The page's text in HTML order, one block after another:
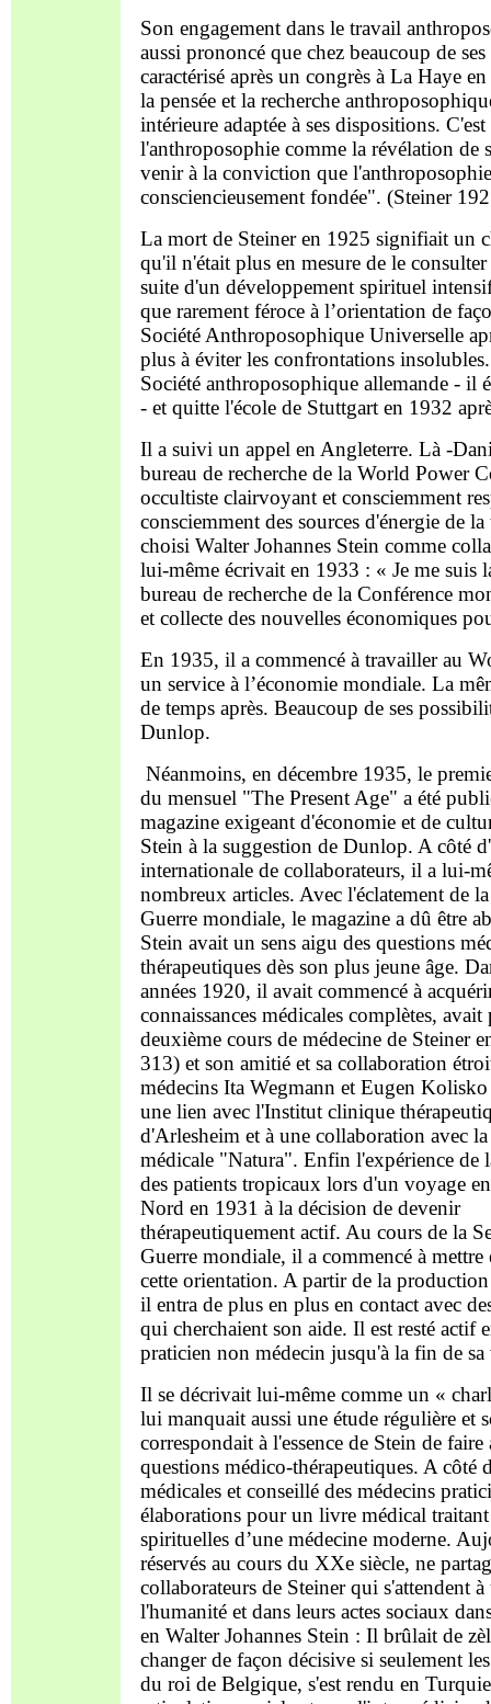
Son engagement dans le travail
aussi prononcé que chez beaucoup de
caractérisé après un congrès à La Haye
la pensée et la recherche
intérieure adaptée à ses dispositions.
l'anthroposophie comme la révélation de
venir à la conviction que
consciencieusement fondée". (Steiner
La mort de Steiner en 1925 signifiait un
qu'il n'était plus en mesure de le
suite d'un développement spirituel
que rarement féroce à l’orientation de
Société Anthroposophique Universelle
plus à éviter les confrontations
Société anthroposophique allemande - il
- et quitte l'école de Stuttgart en 1932
Il a suivi un appel en Angleterre. Là -
bureau de recherche de la World Power
occultiste clairvoyant et consciemment
consciemment des sources d'énergie de
choisi Walter Johannes Stein comme
lui-même écrivait en 1933 : « Je me suis
bureau de recherche de la Conférence
et collecte des nouvelles économiques
En 1935, il a commencé à travailler au
un service à l’économie mondiale. La
de temps après. Beaucoup de ses
Dunlop.
Néanmoins, en décembre 1935, le
du mensuel "The Present Age" a été
magazine exigeant d'économie et de
Stein à la suggestion de Dunlop. A côté
internationale de collaborateurs, il a lui-
nombreux articles. Avec l'éclatement de
Guerre mondiale, le magazine a dû être
Stein avait un sens aigu des questions
thérapeutiques dès son plus jeune âge.
années 1920, il avait commencé à
connaissances médicales complètes,
deuxième cours de médecine de Steiner
313) et son amitié et sa collaboration
médecins Ita Wegmann et Eugen
une lien avec l'Institut clinique
d'Arlesheim et à une collaboration avec
médicale "Natura". Enfin l'expérience de
des patients tropicaux lors d'un voyage
Nord en 1931 à la décision de devenir
thérapeutiquement actif. Au cours de la
Guerre mondiale, il a commencé à
cette orientation. A partir de la production
il entra de plus en plus en contact avec
qui cherchaient son aide. Il est resté actif
praticien non médecin jusqu'à la fin de
Il se décrivait lui-même comme un «
lui manquait aussi une étude régulière et
correspondait à l'essence de Stein de
questions médico-thérapeutiques. A côté
médicales et conseillé des médecins
élaborations pour un livre médical
spirituelles d’une médecine moderne.
réservés au cours du XXe siècle, ne
collaborateurs de Steiner qui s'attendent
l'humanité et dans leurs actes sociaux
en Walter Johannes Stein : Il brûlait de
changer de façon décisive si seulement
du roi de Belgique, s'est rendu en